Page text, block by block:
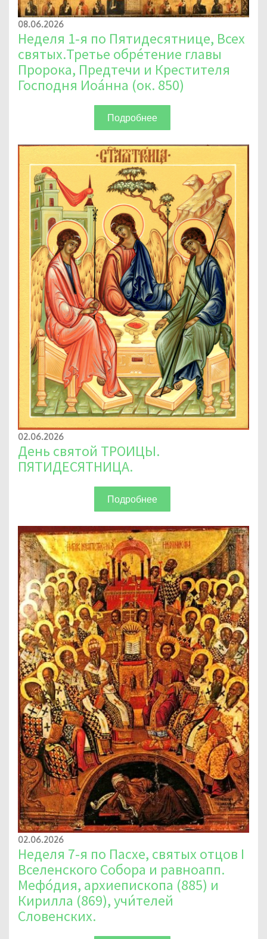
08.06.2026
Неделя 1-я по Пятидесятнице, Всех
святых.Третье обре́тение главы
Пророка, Предтечи и Крестителя
Господня Иоа́нна (ок. 850)
Подробнее
02.06.2026
День святой ТРОИЦЫ.
ПЯТИДЕСЯТНИЦА.
Подробнее
02.06.2026
Неделя 7-я по Пасхе, святых отцов I
Вселенского Собора и равноапп.
Мефо́дия, архиепископа (885) и
Кирилла (869), учи́телей
Словенских.